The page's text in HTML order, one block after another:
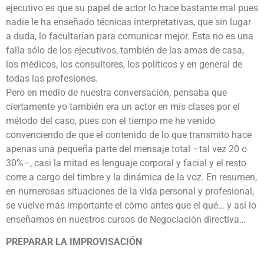
ejecutivo es que su papel de actor lo hace bastante mal pues
nadie le ha enseñado técnicas interpretativas, que sin lugar
a duda, lo facultarían para comunicar mejor. Esta no es una
falla sólo de los ejecutivos, también de las amas de casa,
los médicos, los consultores, los políticos y en general de
todas las profesiones.
Pero en medio de nuestra conversación, pensaba que
ciertamente yo también era un actor en mis clases por el
método del caso, pues con el tiempo me he venido
convenciendo de que el contenido de lo que transmito hace
apenas una pequeña parte del mensaje total –tal vez 20 o
30%–, casi la mitad es lenguaje corporal y facial y el resto
corre a cargo del timbre y la dinámica de la voz. En resumen,
en numerosas situaciones de la vida personal y profesional,
se vuelve más importante el cómo antes que el qué… y así lo
enseñamos en nuestros cursos de Negociación directiva…
PREPARAR LA IMPROVISACIÓN